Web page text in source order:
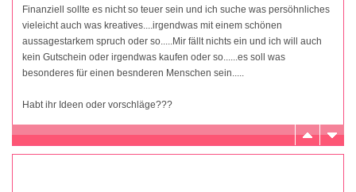
Finanziell sollte es nicht so teuer sein und ich suche was persöhnliches
vieleicht auch was kreatives....irgendwas mit einem schönen
aussagestarkem spruch oder so.....Mir fällt nichts ein und ich will auch
kein Gutschein oder irgendwas kaufen oder so......es soll was
besonderes für einen besnderen Menschen sein.....
Habt ihr Ideen oder vorschläge???